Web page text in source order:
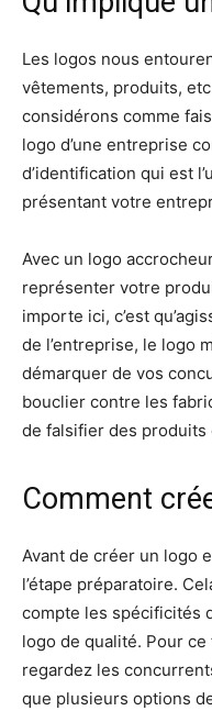
Les logos nous
vêtements, produits,
considérons comme
logo d’une entreprise
d’identification qui est
présentant votre
Avec un logo
représenter votre
importe ici, c’est
de l’entreprise, le logo
démarquer de vos
bouclier contre les
de falsifier des
Comment
Avant de créer un logo
l’étape préparatoire.
compte les spécificités
logo de qualité. Pour
regardez les
que plusieurs options